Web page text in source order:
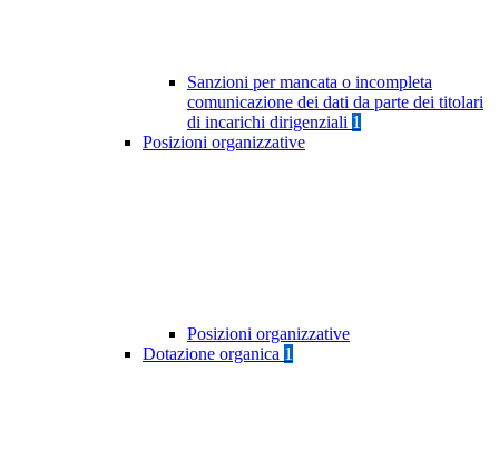
Sanzioni per mancata o incompleta
comunicazione dei dati da parte dei titolari
di incarichi dirigenziali 1
Posizioni organizzative
Posizioni organizzative
Dotazione organica 1